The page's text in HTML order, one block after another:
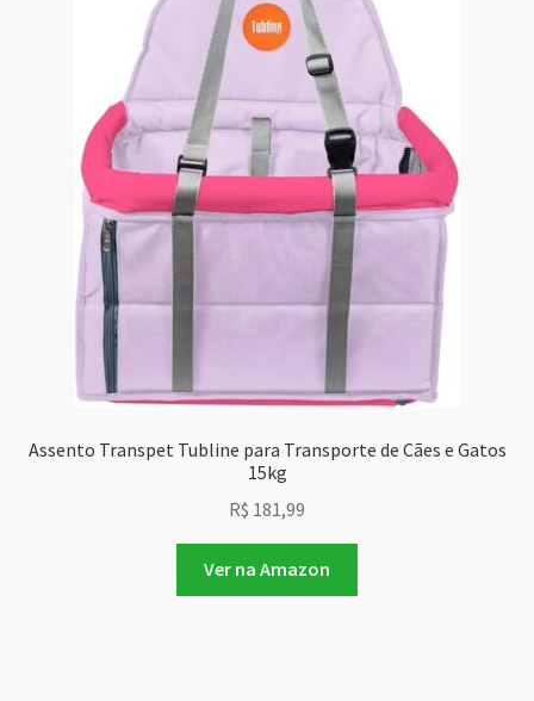
Assento Transpet Tubline para Transporte de Cães e Gatos
15kg
R$ 181,99
Ver na Amazon